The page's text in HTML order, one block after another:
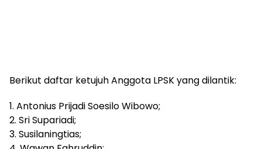
Berikut daftar ketujuh Anggota LPSK yang dilantik:
1. Antonius Prijadi Soesilo Wibowo;
2. Sri Supariadi;
3. Susilaningtias;